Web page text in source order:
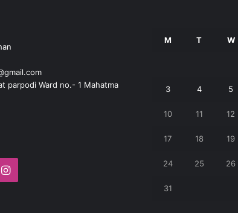
parpodi Ward no.- 1 Mahatma
Instagram
M T W
3 4 5
10 11 12
17 18 19
24 25 26
31